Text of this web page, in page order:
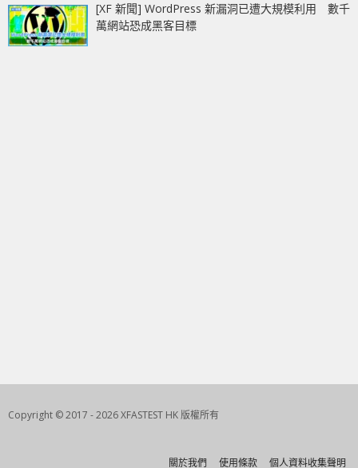
[XF 新聞] WordPress 新漏洞已遭大規模利用 數千
萬網站恐成黑客目標
Copyright © 2017 - 2026 XFASTEST HK 版權所有
關於我們 使用條款 個人資料收集聲明